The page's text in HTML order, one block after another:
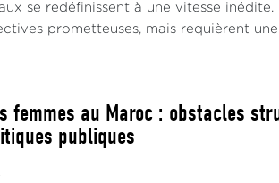
se redéfinissent à une vitesse
prometteuses, mais requièrent
femmes au Maroc : obstacles
publiques